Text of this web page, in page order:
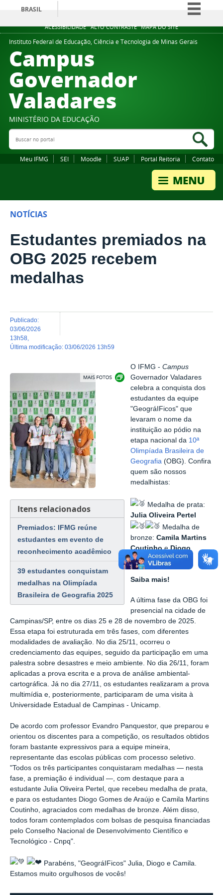
ACESSIBILIDADE ALTO CONTRASTE MAPA DO SITE
BRASIL
Simplifique!
Comunica BR
Instituto Federal de Educação, Ciência e Tecnologia de Minas Gerais
Campus
Governador
Valadares
MINISTÉRIO DA EDUCAÇÃO
Buscar no portal
Meu IFMG SEI Moodle SUAP Portal Reitoria Contato
NOTÍCIAS
Estudantes premiados na
OBG 2025 recebem
medalhas
publicado:
03/06/2026
13h58
última modificação: 03/06/2026 13h59
Exibir carrossel de imagens
Itens relacionados
Premiados: IFMG reúne
estudantes em evento de
reconhecimento acadêmico
39 estudantes conquistam
medalhas na Olimpíada
Brasileira de Geografia 2025
O IFMG -Campus
Governador Valadares
celebra a conquista dos
estudantes da equipe
"GeográIFicos" que
levaram o nome da
instituição ao pódio na
etapa nacional da 10ª
Olimpíada Brasileira de
Geografia (OBG). Confira
quem são nossos
medalhistas:
Medalha de prata:
Julia Oliveira Pertel
Medalha de
bronze:Camila Martins
CoutinhoeDiogo
Gomes de Araújo
Saiba mais!
A última fase da OBG foi
presencial na cidade de
Campinas/SP, entre os dias 25 e 28 de novembro de 2025.
Essa etapa foi estruturada em três fases, com diferentes
modalidades de avaliação. No dia 25/11, ocorreu o
credenciamento das equipes, seguido da participação em uma
palestra sobre desastres e meio ambiente. No dia 26/11, foram
aplicadas a prova escrita e a prova de análise ambiental-
cartográfica. Já no dia 27/11, os estudantes realizaram a prova
multimídia e, posteriormente, participaram de uma visita à
Universidade Estadual de Campinas - Unicamp.
De acordo com professor Evandro Panquestor, que preparou e
orientou os discentes para a competição, os resultados obtidos
foram bastante expressivos para a equipe mineira,
representante das escolas públicas com processo seletivo.
"Todos os três participantes conquistaram medalhas — nesta
fase, a premiação é individual —, com destaque para a
estudante Julia Oliveira Pertel, que recebeu medalha de prata,
e para os estudantes Diogo Gomes de Araújo e Camila Martins
Coutinho, agraciados com medalhas de bronze. Além disso,
todos foram contemplados com bolsas de pesquisa financiadas
pelo Conselho Nacional de Desenvolvimento Científico e
Tecnológico - Cnpq".
Parabéns, "GeográIFicos" Julia, Diogo e Camila.
Estamos muito orgulhosos de vocês!